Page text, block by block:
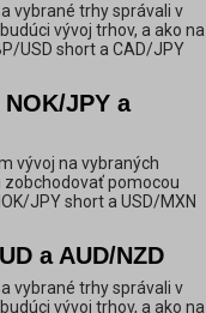
vybrané trhy správali v
vývoj trhov, a ako na
USD short a CAD/JPY
JPY a
vývoj na vybraných
zobchodovať pomocou
JPY short a USD/MXN
a AUD/NZD
vybrané trhy správali v
vývoj trhov, a ako na